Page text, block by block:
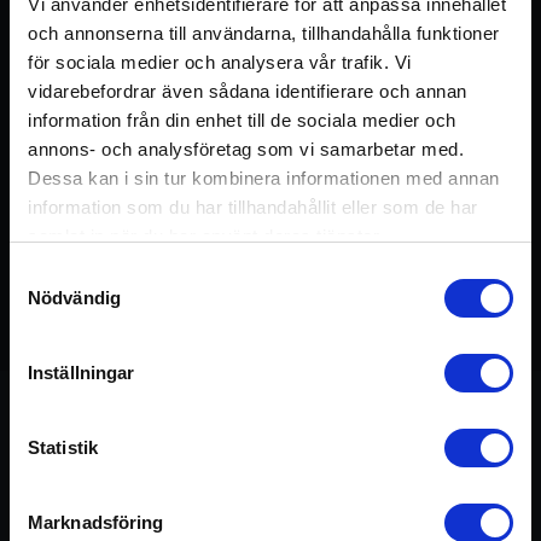
Vi använder enhetsidentifierare för att anpassa innehållet
och annonserna till användarna, tillhandahålla funktioner
för sociala medier och analysera vår trafik. Vi
vidarebefordrar även sådana identifierare och annan
information från din enhet till de sociala medier och
annons- och analysföretag som vi samarbetar med.
Dessa kan i sin tur kombinera informationen med annan
information som du har tillhandahållit eller som de har
Nödvändig
Inställningar
Statistik
Marknadsföring